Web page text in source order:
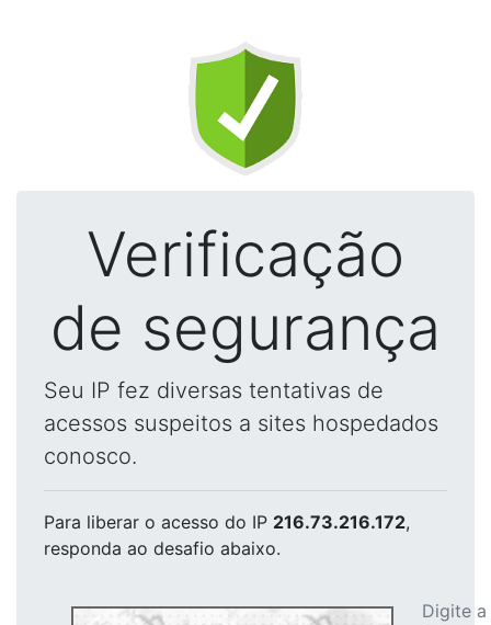
Verificação
de segurança
Seu IP fez diversas tentativas de
acessos suspeitos a sites hospedados
conosco.
Para liberar o acesso do IP 216.73.216.172,
responda ao desafio abaixo.
Digite